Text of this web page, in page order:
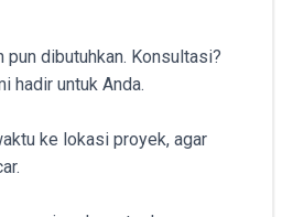
pun dibutuhkan. Konsultasi?
hadir untuk Anda.
ke lokasi proyek, agar